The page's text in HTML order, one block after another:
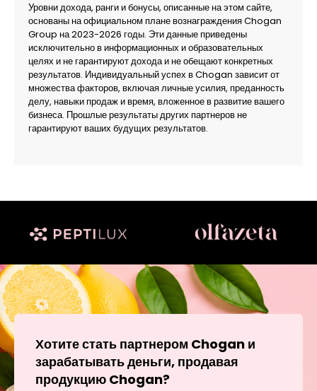
Уровни дохода, ранги и бонусы, описанные на этом сайте,
основаны на официальном плане вознаграждения Chogan
Group на 2023-2026 годы. Эти данные приведены
исключительно в информационных и образовательных
целях и не гарантируют дохода и не обещают конкретных
результатов. Индивидуальный успех в Chogan зависит от
множества факторов, включая личные усилия, преданность
делу, навыки продаж и время, вложенное в развитие вашего
бизнеса. Прошлые результаты других партнеров не
гарантируют ваших будущих результатов.
Хотите стать партнером Chogan и
зарабатывать деньги, продавая
продукцию Chogan?